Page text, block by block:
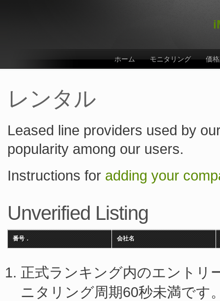
ホーム モニタリング 価
レンタル
Leased line providers used by
popularity among our users.
Instructions for adding your
Unverified Listing
番号． 会社名
正式ランキング内のエントリ
ニタリング周期60秒未満です